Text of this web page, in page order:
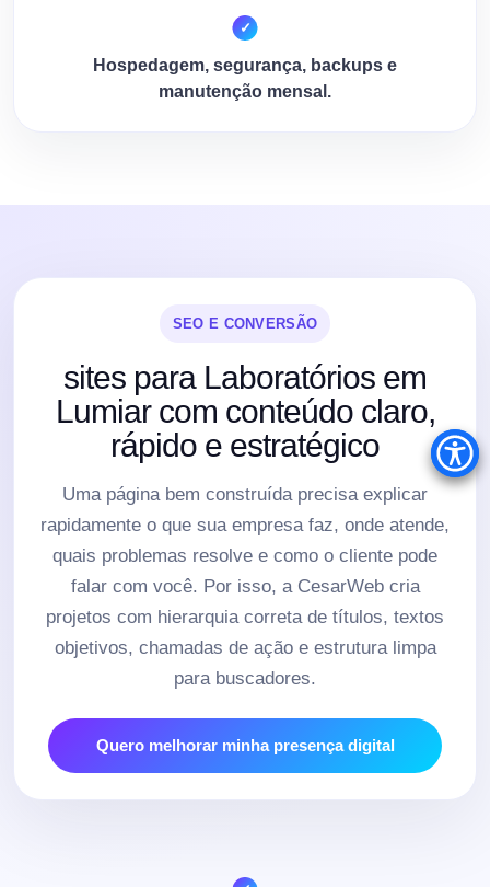
Hospedagem, segurança, backups e
manutenção mensal.
SEO E CONVERSÃO
sites para Laboratórios em
Lumiar com conteúdo claro,
rápido e estratégico
Uma página bem construída precisa explicar
rapidamente o que sua empresa faz, onde atende,
quais problemas resolve e como o cliente pode
falar com você. Por isso, a CesarWeb cria
projetos com hierarquia correta de títulos, textos
objetivos, chamadas de ação e estrutura limpa
para buscadores.
Quero melhorar minha presença digital